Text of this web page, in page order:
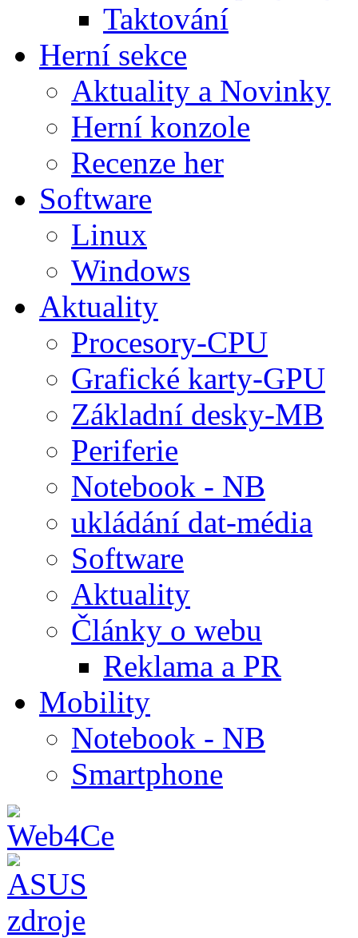
Taktování
Herní sekce
Aktuality a Novinky
Herní konzole
Recenze her
Software
Linux
Windows
Aktuality
Procesory-CPU
Grafické karty-GPU
Základní desky-MB
Periferie
Notebook - NB
ukládání dat-média
Software
Aktuality
Články o webu
Reklama a PR
Mobility
Notebook - NB
Smartphone